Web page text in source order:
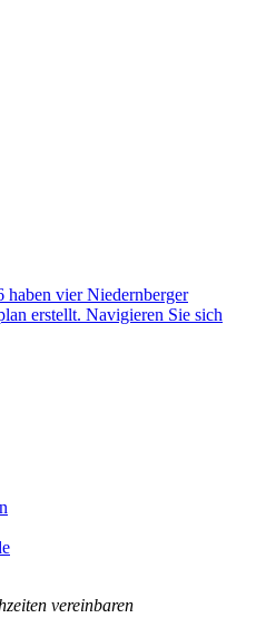
haben vier Niedernberger
erstellt. Navigieren Sie sich
vereinbaren